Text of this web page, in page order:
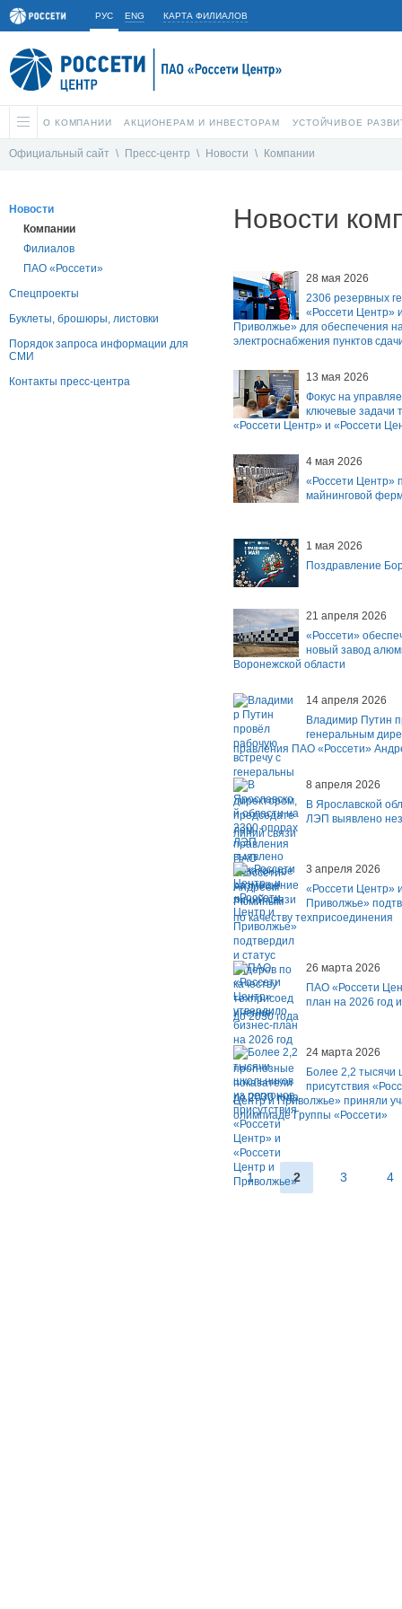
РУС ENG КАРТА ФИЛИАЛОВ
О КОМПАНИИ АКЦИОНЕРАМ И ИНВЕСТОРАМ УСТОЙЧИВОЕ
Официальный сайт \ Пресс-центр \ Новости \ Компании
Новости
Компании
Филиалов
ПАО «Россети»
Спецпроекты
Буклеты, брошюры, листовки
Порядок запроса информации для
СМИ
Контакты пресс-центра
Новости
28 мая 2026
2306 резервных
«Россети Центр»
Приволжье» для обеспечения
электроснабжения пунктов
13 мая 2026
Фокус на
ключевые задачи
«Россети Центр» и «Россети
4 мая 2026
«Россети Центр»
майнинговой
1 мая 2026
Поздравление
21 апреля 2026
«Россети»
новый завод
Воронежской области
14 апреля 2026
Владимир Путин
генеральным
правления ПАО «Россети»
8 апреля 2026
В Ярославской
ЛЭП выявлено
линий связи
3 апреля 2026
«Россети Центр»
Приволжье»
по качеству техприсоединения
26 марта 2026
ПАО «Россети
план на 2026 год
до 2030 года
24 марта 2026
Более 2,2 тысячи
присутствия
Центр и Приволжье» приняли
олимпиаде Группы «Россети»
1 2 3 4